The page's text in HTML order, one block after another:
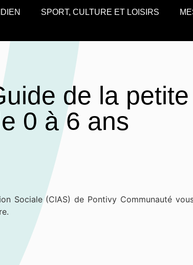
SPORT, CULTURE ET LOISIRS
de la
0 à 6 ans
Sociale (CIAS) de Pontivy Communauté